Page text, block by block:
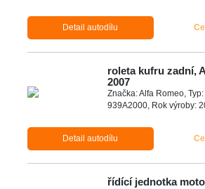
Detail autodílu
roleta kufru zadní,
2007
Značka: Alfa Romeo,
939A2000, Rok výroby:
Detail autodílu
řídící jednotka